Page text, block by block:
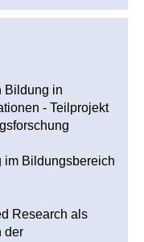
Bildung in
- Teilprojekt
im Bildungsbereich
Research als
der